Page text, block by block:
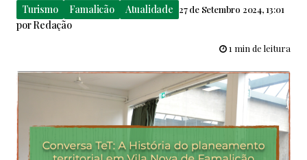
Turismo Famalicão Atualidade 27 de Setembro 2024, 13:01
porRedação
1 min de leitura